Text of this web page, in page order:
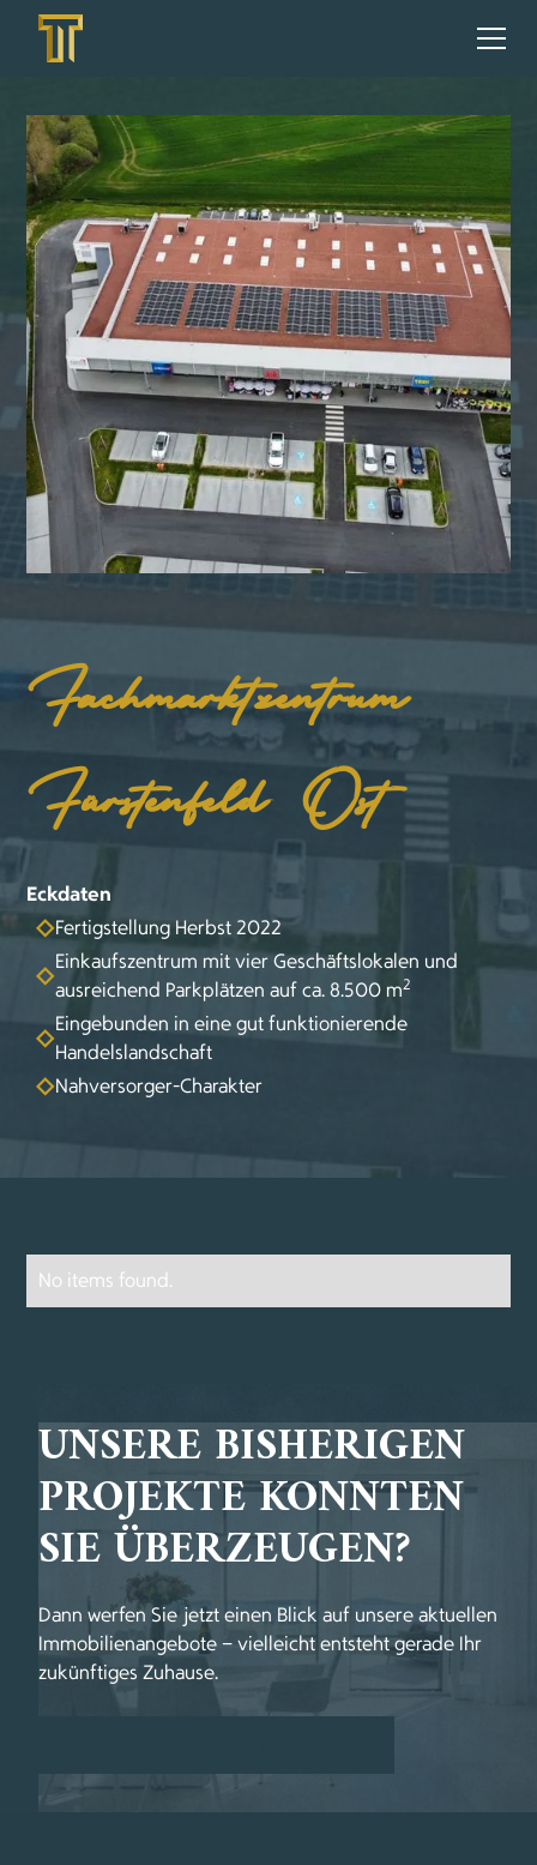
Fachmarktzentrum
Fürstenfeld Ost
Eckdaten
Fertigstellung Herbst 2022
Einkaufszentrum mit vier Geschäftslokalen und
ausreichend Parkplätzen auf ca. 8.500 m2
Eingebunden in eine gut funktionierende
Handelslandschaft
Nahversorger-Charakter
No items found.
UNSERE BISHERIGEN
PROJEKTE KONNTEN
SIE ÜBERZEUGEN?
Dann werfen Sie jetzt einen Blick auf unsere aktuellen
Immobilienangebote – vielleicht entsteht gerade Ihr
zukünftiges Zuhause.